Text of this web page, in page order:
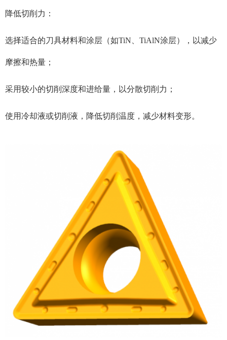
降低切削力：
选择适合的刀具材料和涂层（如TiN、TiAlN涂层），以减少
摩擦和热量；
采用较小的切削深度和进给量，以分散切削力；
使用冷却液或切削液，降低切削温度，减少材料变形。